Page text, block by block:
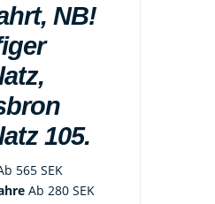
NB!
105.
565 SEK
Ab 280 SEK